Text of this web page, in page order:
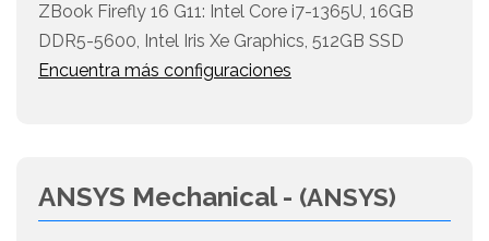
ZBook Firefly 16 G11: Intel Core i7-1365U, 16GB
DDR5-5600, Intel Iris Xe Graphics, 512GB SSD
Encuentra más configuraciones
ANSYS Mechanical - (ANSYS)